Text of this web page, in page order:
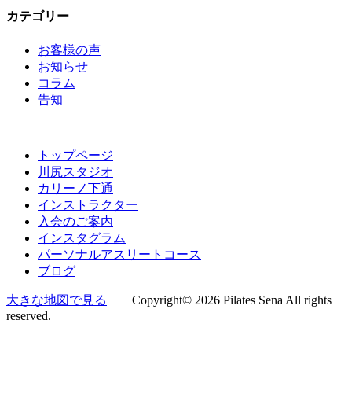
カ
カテゴリー
お客様の声
お知らせ
コラム
告知
トップページ
川尻スタジオ
カリーノ下通
インストラクター
入会のご案内
インスタグラム
パーソナルアスリートコース
ブログ
大きな地図で見る
Copyright© 2026 Pilates Sena All rights
reserved.